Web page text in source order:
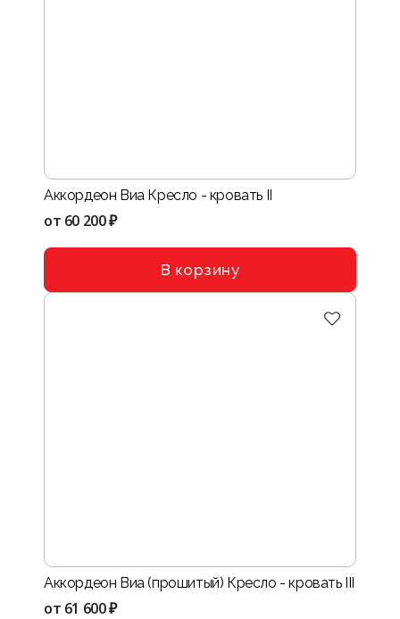
Аккордеон Виа Кресло - кровать II
от 60 200 ₽
В корзину
Аккордеон Виа (прошитый) Кресло - кровать III
от 61 600 ₽